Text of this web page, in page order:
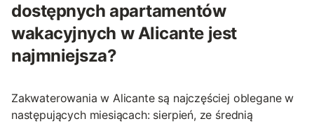
dostępnych apartamentów
wakacyjnych w Alicante jest
najmniejsza?
Zakwaterowania w Alicante są najczęściej oblegane w
następujących miesiącach: sierpień, ze średnią